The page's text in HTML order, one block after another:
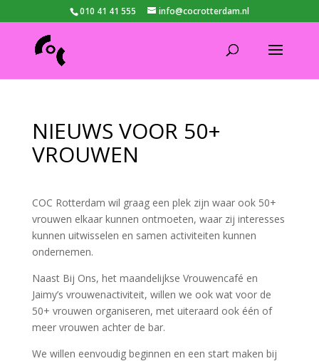
010 41 41 555 info@cocrotterdam.nl
NIEUWS VOOR 50+
VROUWEN
COC Rotterdam wil graag een plek zijn waar ook 50+
vrouwen elkaar kunnen ontmoeten, waar zij interesses
kunnen uitwisselen en samen activiteiten kunnen
ondernemen.
Naast Bij Ons, het maandelijkse Vrouwencafé en
Jaimy’s vrouwenactiviteit, willen we ook wat voor de
50+ vrouwen organiseren, met uiteraard ook één of
meer vrouwen achter de bar.
We willen eenvoudig beginnen en een start maken bij